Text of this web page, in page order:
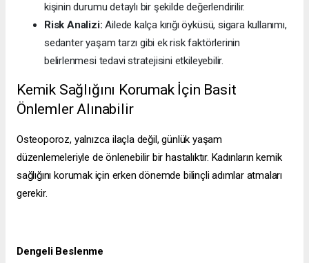
kişinin durumu detaylı bir şekilde değerlendirilir.
Risk Analizi: Ailede kalça kırığı öyküsü, sigara kullanımı,
sedanter yaşam tarzı gibi ek risk faktörlerinin
belirlenmesi tedavi stratejisini etkileyebilir.
Kemik Sağlığını Korumak İçin Basit
Önlemler Alınabilir
Osteoporoz, yalnızca ilaçla değil, günlük yaşam
düzenlemeleriyle de önlenebilir bir hastalıktır. Kadınların kemik
sağlığını korumak için erken dönemde bilinçli adımlar atmaları
gerekir.
Dengeli Beslenme